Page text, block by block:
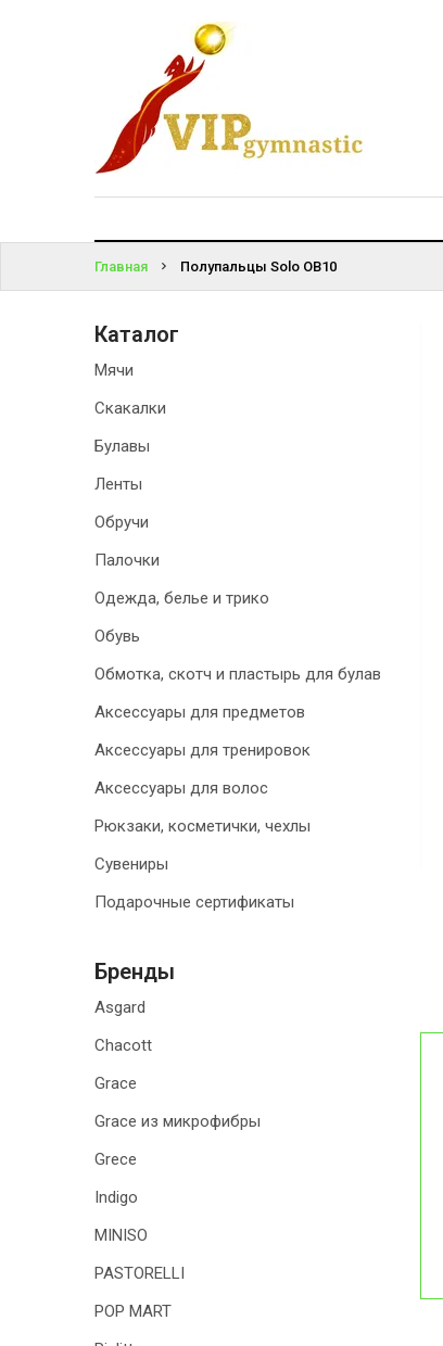
КОНТАКТЫ
ВОЙТИ
ЗАБЫЛИ
ПАРОЛЬ?
Главная Полупальцы Solo OB10
Каталог
Мячи
Скакалки
Булавы
Ленты
Обручи
Палочки
Одежда, белье и трико
Обувь
Обмотка, скотч и пластырь для булав
Аксессуары для предметов
Аксессуары для тренировок
Аксессуары для волос
Рюкзаки, косметички, чехлы
Сувениры
Подарочные сертификаты
Бренды
Asgard
Chacott
Grace
Grace из микрофибры
Grece
Indigo
MINISO
PASTORELLI
POP MART